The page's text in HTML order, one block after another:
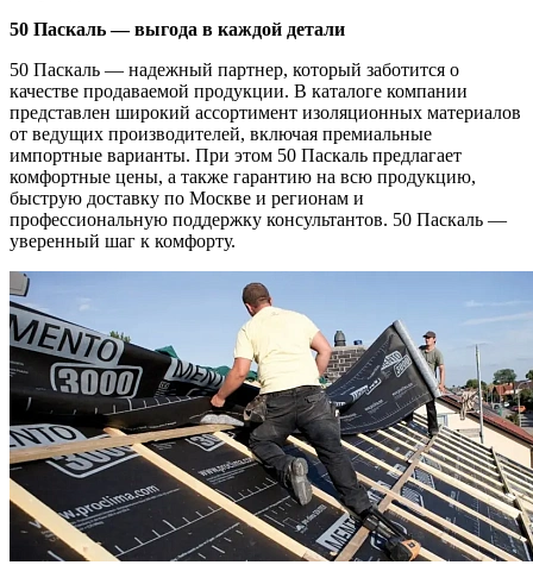
50 Паскаль — выгода в каждой детали
50 Паскаль — надежный партнер, который заботится о
качестве продаваемой продукции. В каталоге компании
представлен широкий ассортимент изоляционных материалов
от ведущих производителей, включая премиальные
импортные варианты. При этом 50 Паскаль предлагает
комфортные цены, а также гарантию на всю продукцию,
быструю доставку по Москве и регионам и
профессиональную поддержку консультантов. 50 Паскаль —
уверенный шаг к комфорту.